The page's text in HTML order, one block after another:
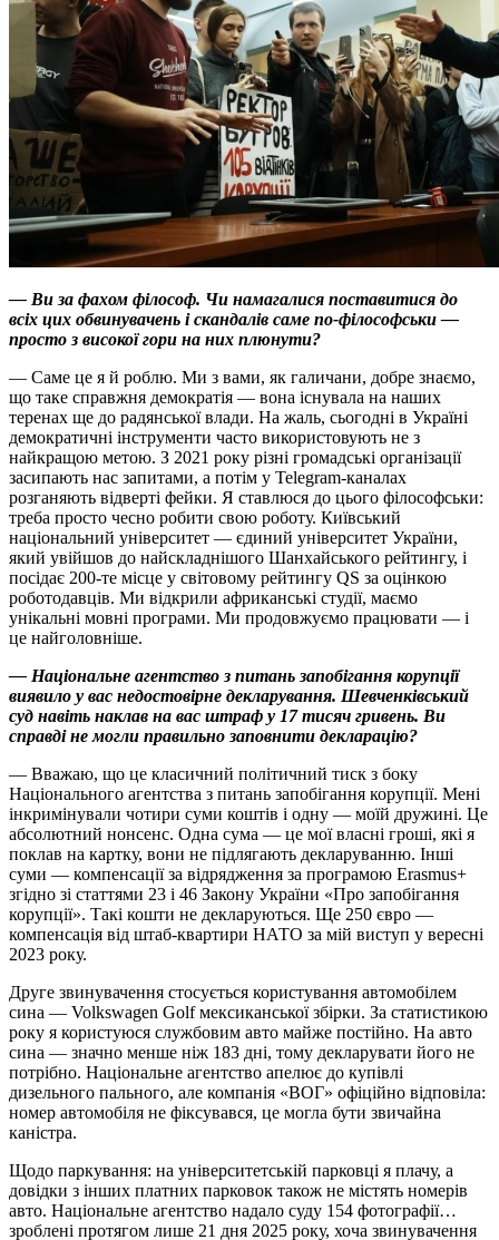
— Ви за фахом філософ. Чи намагалися поставитися до
всіх цих обвинувачень і скандалів саме по-філософськи —
просто з високої гори на них плюнути?
— Саме це я й роблю. Ми з вами, як галичани, добре знаємо,
що таке справжня демократія — вона існувала на наших
теренах ще до радянської влади. На жаль, сьогодні в Україні
демократичні інструменти часто використовують не з
найкращою метою. З 2021 року різні громадські організації
засипають нас запитами, а потім у Telegram-каналах
розганяють відверті фейки. Я ставлюся до цього філософськи:
треба просто чесно робити свою роботу. Київський
національний університет — єдиний університет України,
який увійшов до найскладнішого Шанхайського рейтингу, і
посідає 200-те місце у світовому рейтингу QS за оцінкою
роботодавців. Ми відкрили африканські студії, маємо
унікальні мовні програми. Ми продовжуємо працювати — і
це найголовніше.
— Національне агентство з питань запобігання корупції
виявило у вас недостовірне декларування. Шевченківський
суд навіть наклав на вас штраф у 17 тисяч гривень. Ви
справді не могли правильно заповнити декларацію?
— Вважаю, що це класичний політичний тиск з боку
Національного агентства з питань запобігання корупції. Мені
інкримінували чотири суми коштів і одну — моїй дружині. Це
абсолютний нонсенс. Одна сума — це мої власні гроші, які я
поклав на картку, вони не підлягають декларуванню. Інші
суми — компенсації за відрядження за програмою Erasmus+
згідно зі статтями 23 і 46 Закону України «Про запобігання
корупції». Такі кошти не декларуються. Ще 250 євро —
компенсація від штаб-квартири НАТО за мій виступ у вересні
2023 року.
Друге звинувачення стосується користування автомобілем
сина — Volkswagen Golf мексиканської збірки. За статистикою
року я користуюся службовим авто майже постійно. На авто
сина — значно менше ніж 183 дні, тому декларувати його не
потрібно. Національне агентство апелює до купівлі
дизельного пального, але компанія «ВОГ» офіційно відповіла:
номер автомобіля не фіксувався, це могла бути звичайна
каністра.
Щодо паркування: на університетській парковці я плачу, а
довідки з інших платних парковок також не містять номерів
авто. Національне агентство надало суду 154 фотографії…
зроблені протягом лише 21 дня 2025 року, хоча звинувачення